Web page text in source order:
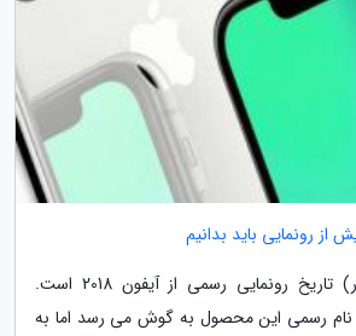
12 سپتامبر (21 شهریور) تاریخ رونمایی رسمی از آیفون 2018 است.
نام رسمی این محصول به گوش می رسد اما به